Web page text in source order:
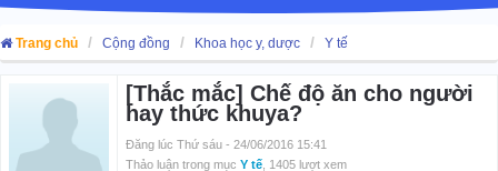
Trang chủ Cộng đồng Khoa học y, dược Y tế
[Thắc mắc] Chế độ ăn cho người
hay thức khuya?
Đăng lúc Thứ sáu - 24/06/2016 15:41
Thảo luận trong mục Y tế , 1405 lượt xem